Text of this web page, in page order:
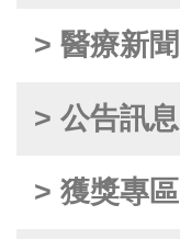
> 醫療新聞
> 公告訊息
> 獲獎專區